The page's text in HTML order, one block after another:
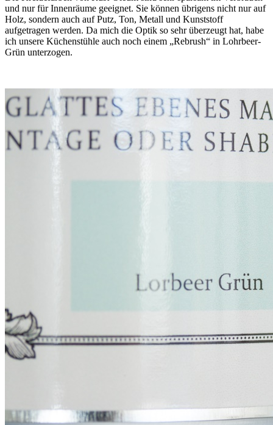
und nur für Innenräume geeignet. Sie können übrigens nicht nur auf
Holz, sondern auch auf Putz, Ton, Metall und Kunststoff
aufgetragen werden. Da mich die Optik so sehr überzeugt hat, habe
ich unsere Küchenstühle auch noch einem „Rebrush“ in Lohrbeer-
Grün unterzogen.